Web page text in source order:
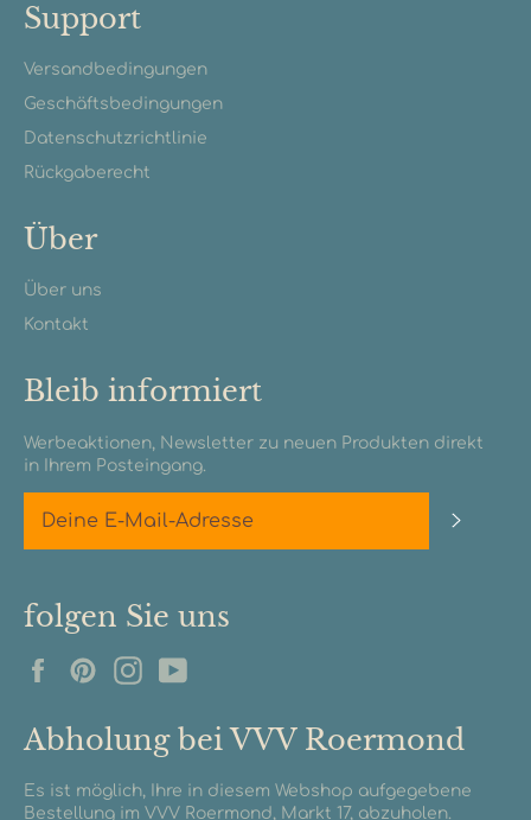
Support
Versandbedingungen
Geschäftsbedingungen
Datenschutzrichtlinie
Rückgaberecht
Über
Über uns
Kontakt
Bleib informiert
Werbeaktionen, Newsletter zu neuen Produkten direkt
in Ihrem Posteingang.
folgen Sie uns
FacebookPinterestInstagram
Abholung bei VVV Roermond
Es ist möglich, Ihre in diesem Webshop aufgegebene
Bestellung im VVV Roermond, Markt 17, abzuholen.